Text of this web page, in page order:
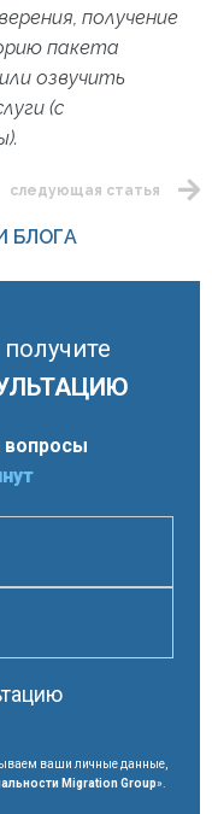
получение
пакета
озвучить
(с
следующая статья
БЛОГА
вопросы
ваши личные данные,
Migration Group».